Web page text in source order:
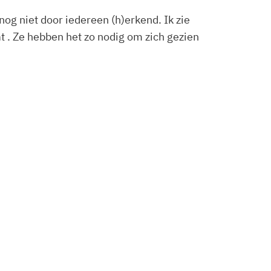
niet door iedereen (h)erkend. Ik zie
Ze hebben het zo nodig om zich gezien